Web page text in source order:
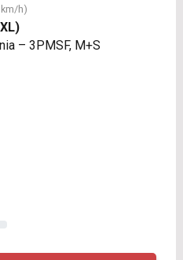
h)
– 3PMSF, M+S